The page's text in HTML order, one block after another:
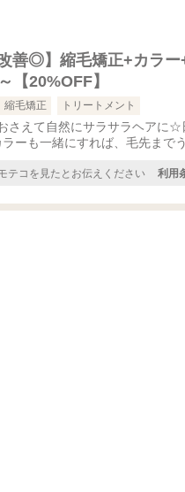
善◎】縮毛矯正+カラー
【20%OFF】
縮毛矯正 トリートメント
さえて自然にサラサラヘアに☆
ーも一緒にすれば、毛先まで
テコを見たとお伝えください 利用